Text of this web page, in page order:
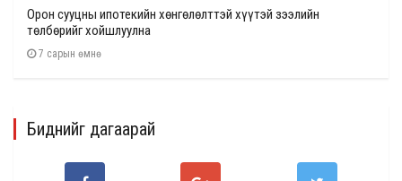
Орон сууцны ипотекийн хөнгөлөлттэй хүүтэй зээлийн
төлбөрийг хойшлуулна
7 сарын өмнө
Биднийг дагаарай